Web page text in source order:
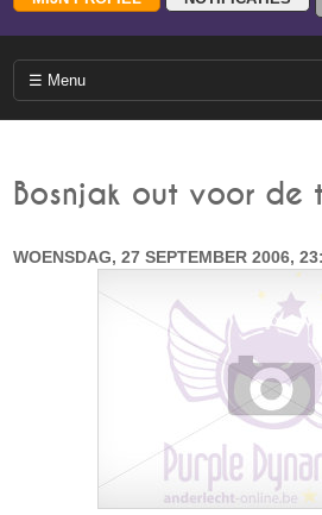
Bosnjak out voor de
WOENSDAG, 27 SEPTEMBER 2006,